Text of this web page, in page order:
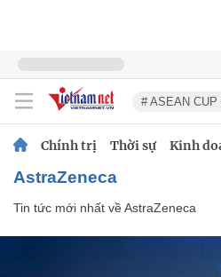
# ASEAN CUP
Chính trị Thời sự Kinh
AstraZeneca
Tin tức mới nhất vềAstraZeneca